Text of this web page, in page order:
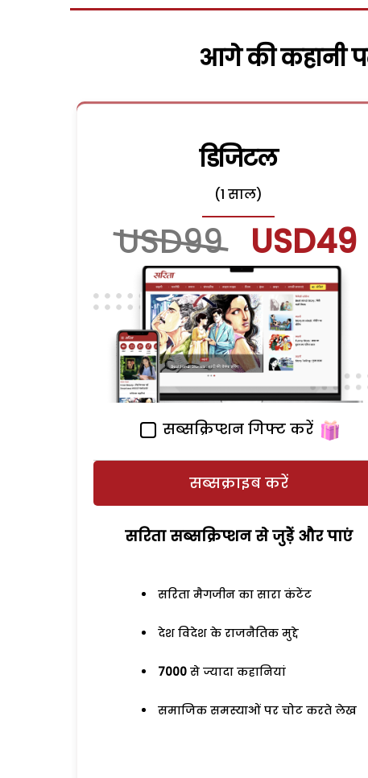
आगे की कहानी
डिजिटल
(1 साल)
USD99 USD49
सब्सक्रिप्शन गिफ्ट करें
सब्सक्राइब करें
सरिता सब्सक्रिप्शन से जुड़ेें और पाएं
सरिता मैगजीन का सारा कंटेंट
देश विदेश के राजनैतिक मुद्दे
7000 से ज्यादा कहानियां
समाजिक समस्याओं पर चोट करते लेख